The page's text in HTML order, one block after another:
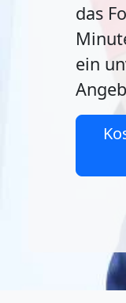
das
ein